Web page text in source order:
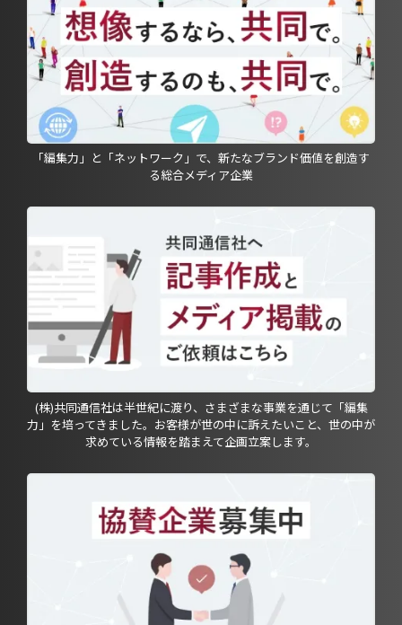
「編集力」と「ネットワーク」で、新たなブランド価値を創造す
る総合メディア企業
(株)共同通信社は半世紀に渡り、さまざまな事業を通じて「編集
力」を培ってきました。お客様が世の中に訴えたいこと、世の中が
求めている情報を踏まえて企画立案します。